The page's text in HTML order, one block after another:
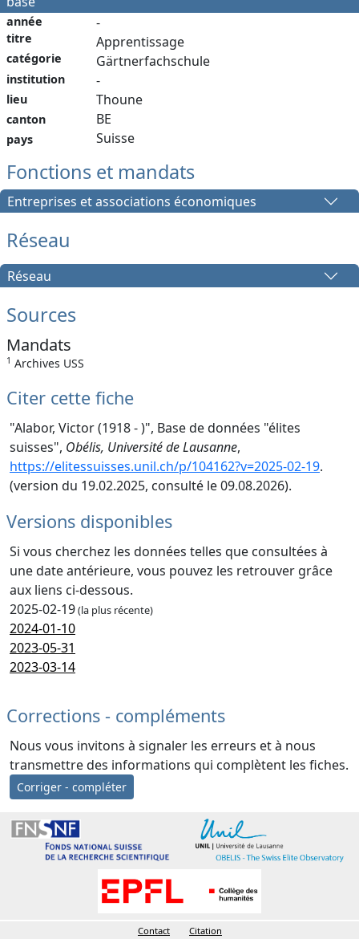
année
titre
catégorie
institution
lieu
canton
pays
-
Apprentissage
Gärtnerfachschule
-
Thoune
BE
Suisse
Fonctions et mandats
Entreprises et associations économiques
Réseau
Réseau
Sources
Mandats
1 Archives USS
Citer cette fiche
"Alabor, Victor (1918 - )", Base de données "élites
suisses", Obélis, Université de Lausanne,
https://elitessuisses.unil.ch/p/104162?v=2025-02-19.
(version du 19.02.2025, consulté le 09.08.2026).
Versions disponibles
Si vous cherchez les données telles que consultées à
une date antérieure, vous pouvez les retrouver grâce
aux liens ci-dessous.
2025-02-19(la plus récente)
2024-01-10
2023-05-31
2023-03-14
Corrections - compléments
Nous vous invitons à signaler les erreurs et à nous
transmettre des informations qui complètent les fiches.
Corriger - compléter
Contact Citation